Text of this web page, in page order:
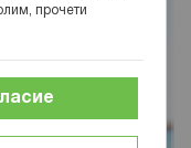
прочети